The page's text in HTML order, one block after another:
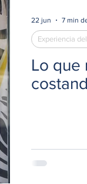
Lo que
Experiencia
22 jun 7 min